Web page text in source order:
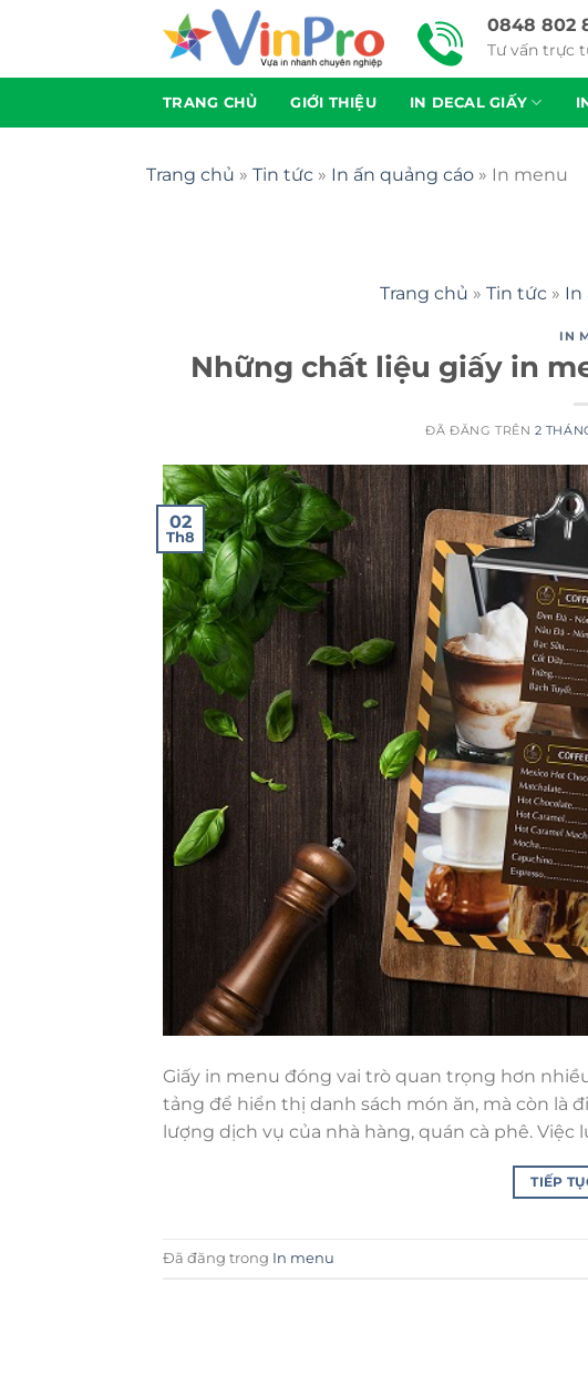
0848 802
Tư vấn trực
TRANG CHỦ GIỚI THIỆU IN DECAL GIẤY
Trang chủ » Tin tức » In ấn quảng cáo » In menu
Trang chủ » Tin tức» In
IN
Những chất liệu giấy in
ĐÃ ĐĂNG TRÊN 2
02
Th8
Giấy in menu đóng vai trò quan trọng hơn
tảng để hiển thị danh sách món ăn, mà còn là
lượng dịch vụ của nhà hàng, quán cà phê. Việc
TIẾP
Đã đăng trong In menu